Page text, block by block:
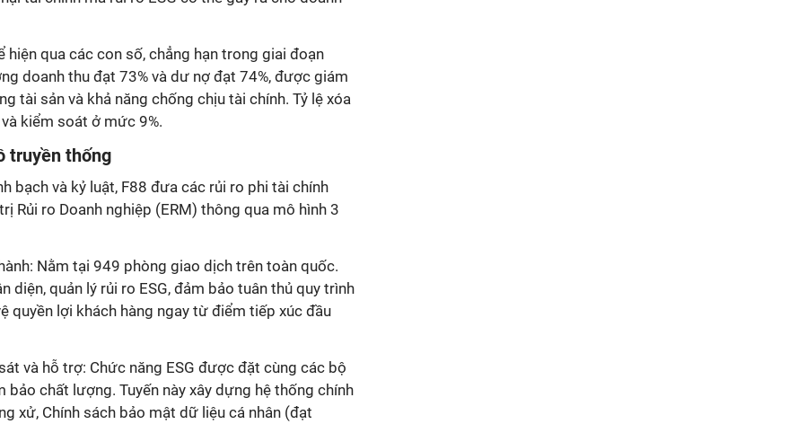
hiện qua các con số, chẳng hạn trong giai đoạn
doanh thu đạt 73% và dư nợ đạt 74%, được giám
tài sản và khả năng chống chịu tài chính. Tỷ lệ xóa
kiểm soát ở mức 9%.
truyền thống
bạch và kỷ luật, F88 đưa các rủi ro phi tài chính
Rủi ro Doanh nghiệp (ERM) thông qua mô hình 3
Nằm tại 949 phòng giao dịch trên toàn quốc.
diện, quản lý rủi ro ESG, đảm bảo tuân thủ quy trình
quyền lợi khách hàng ngay từ điểm tiếp xúc đầu
và hỗ trợ: Chức năng ESG được đặt cùng các bộ
bảo chất lượng. Tuyến này xây dựng hệ thống chính
xử, Chính sách bảo mật dữ liệu cá nhân (đạt